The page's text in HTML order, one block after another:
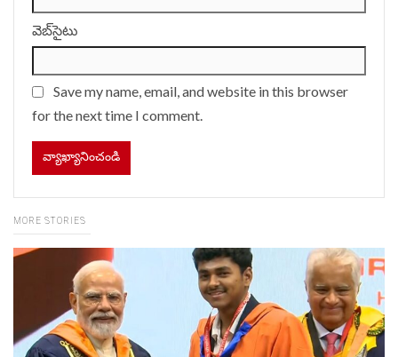
వెబ్‌సైటు
Save my name, email, and website in this browser
for the next time I comment.
MORE STORIES